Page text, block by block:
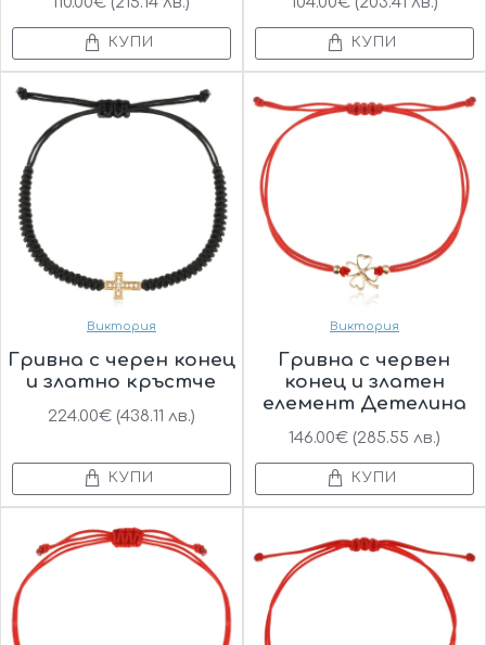
КУПИ КУПИ
Виктория
Гривна с черен конец
и златно кръстче
224.00€ (438.11 лв.)
КУПИ
Виктория
Гривна с червен
конец и златен
елемент Детелинa
146.00€ (285.55 лв.)
КУПИ